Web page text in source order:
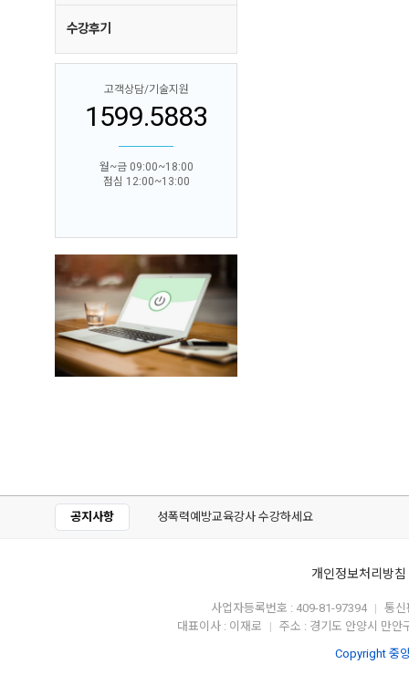
수강후기
고객상담/기술지원
1599.5883
월~금 09:00~18:00
점심 12:00~13:00
공지사항 성폭력예방교육강사 수강하세요
개인정보처리방침
사업자등록번호 : 409-81-97394 | 통
대표이사 : 이재로 | 주소 : 경기도 안양시 만
Copyright 중